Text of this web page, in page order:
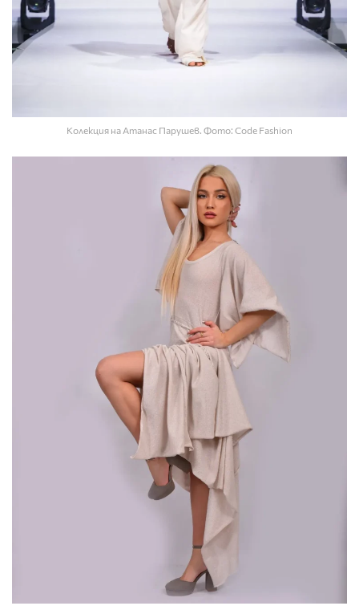
Колекция на Атанас Парушев. Фото: Code Fashion